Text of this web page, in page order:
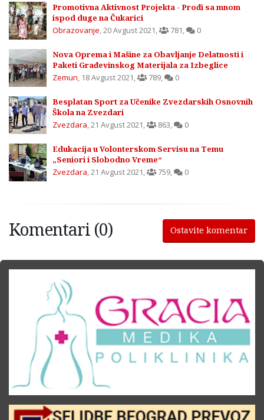
Promotivna Aktivnost Projekta - Prođi sa mnom
ispod duge na Čukarici
Obrazovanje,20 Avgust 2021, 781, 0
Nova Oprema i Mašine za Obavljanje Delatnosti i
Paketi Građevinskog Materijala za Izbeglice
Zemun, 18 Avgust 2021, 789, 0
Besplatan Sport za Učenike Zvezdarskih Osnovnih
Škola na Zvezdari
Zvezdara,21 Avgust 2021, 863, 0
Edukacija u Volonterskom Servisu na Temu
„Seniori i Slobodno Vreme“
Zvezdara,21 Avgust 2021, 759, 0
Komentari (0) Ostavite komentar